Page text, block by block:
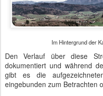
Im Hintergrund der
Den Verlauf über diese
dokumentiert und während
gibt es die
eingebunden zum Betrachten